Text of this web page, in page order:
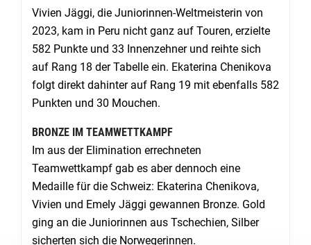
Vivien Jäggi, die Juniorinnen-Weltmeisterin von
2023, kam in Peru nicht ganz auf Touren, erzielte
582 Punkte und 33 Innenzehner und reihte sich
auf Rang 18 der Tabelle ein. Ekaterina Chenikova
folgt direkt dahinter auf Rang 19 mit ebenfalls 582
Punkten und 30 Mouchen.
BRONZE IM TEAMWETTKAMPF
Im aus der Elimination errechneten
Teamwettkampf gab es aber dennoch eine
Medaille für die Schweiz: Ekaterina Chenikova,
Vivien und Emely Jäggi gewannen Bronze. Gold
ging an die Juniorinnen aus Tschechien, Silber
sicherten sich die Norwegerinnen.